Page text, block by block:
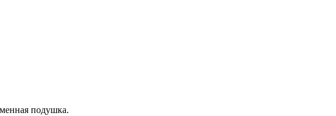
подушка.